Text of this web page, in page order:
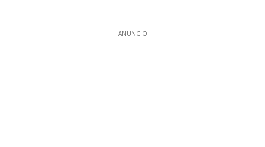
ANUNCIO